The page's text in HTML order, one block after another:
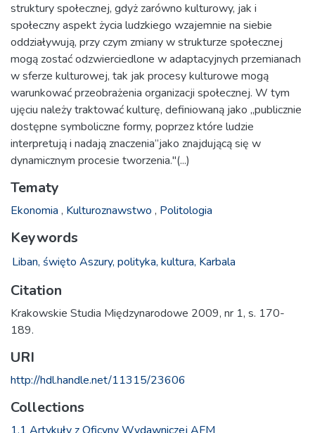
struktury społecznej, gdyż zarówno kulturowy, jak i
społeczny aspekt życia ludzkiego wzajemnie na siebie
oddziaływują, przy czym zmiany w strukturze społecznej
mogą zostać odzwierciedlone w adaptacyjnych przemianach
w sferze kulturowej, tak jak procesy kulturowe mogą
warunkować przeobrażenia organizacji społecznej. W tym
ujęciu należy traktować kulturę, definiowaną jako „publicznie
dostępne symboliczne formy, poprzez które ludzie
interpretują i nadają znaczenia”jako znajdującą się w
dynamicznym procesie tworzenia."(...)
Tematy
Ekonomia , Kulturoznawstwo , Politologia
Keywords
Liban, święto Aszury, polityka, kultura, Karbala
Citation
Krakowskie Studia Międzynarodowe 2009, nr 1, s. 170-
189.
URI
http://hdl.handle.net/11315/23606
Collections